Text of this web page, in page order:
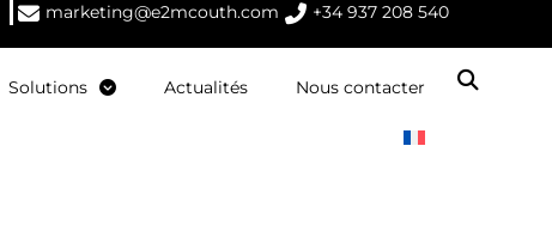
marketing@e2mcouth.com +34 937 208 540
Solutions Actualités Nous contacter